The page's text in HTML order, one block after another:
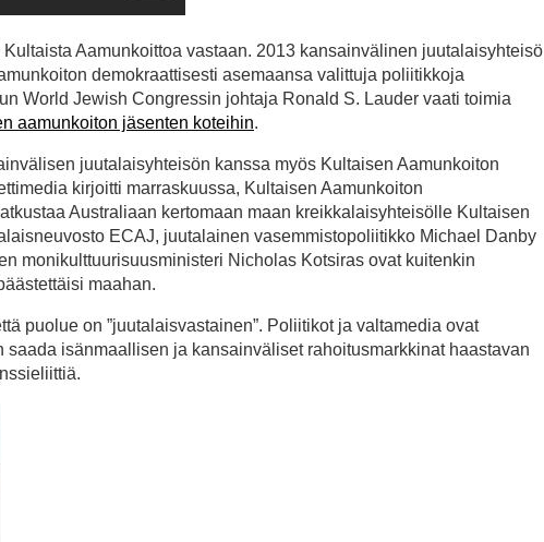
Aamunkoittoa vastaan. 2013 kansainvälinen juutalaisyhteisö
demokraattisesti asemaansa valittuja poliitikkoja
World Jewish Congressin johtaja Ronald S. Lauder vaati toimia
aamunkoiton jäsenten koteihin.
juutalaisyhteisön kanssa myös Kultaisen Aamunkoiton
kirjoitti marraskuussa, Kultaisen Aamunkoiton
Australiaan kertomaan maan kreikkalaisyhteisölle Kultaisen
ECAJ, juutalainen vasemmistopoliitikko Michael Danby
monikulttuurisuusministeri Nicholas Kotsiras ovat kuitenkin
maahan.
puolue on ”juutalaisvastainen”. Poliitikot ja valtamedia ovat
isänmaallisen ja kansainväliset rahoitusmarkkinat haastavan